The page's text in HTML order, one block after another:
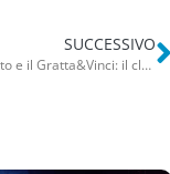
SUCCESSIVO
Vince 37mila euro al Superenalotto, poi il 10eLotto e il Gratta&Vinci: il clochard barese Cassano ora cerca casa